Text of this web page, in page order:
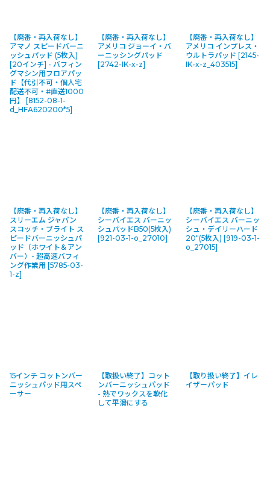
【廃番・再入荷なし】
アマノ スピードバーニ
ッシュパッド (5枚入)
[20インチ] - バフィン
グマシン用フロアパッ
ド【代引不可・個人宅
配送不可・#直送1000
円】
[8152-08-1-
d_HFA620200*5]
【廃番・再入荷なし】
アメリコ ジョーイ・バ
ーニッシングパッド
[2742-IK-x-z]
【廃番・再入荷なし】
アメリコ インプレス・
ウルトラパッド [2145-
IK-x-z_403515]
【廃番・再入荷なし】
スリーエム ジャパン
スコッチ・ブライト ス
ピードバーニッシュパ
ッド（ホワイト＆アン
バー）- 超高速バフィ
ング作業用 [5785-03-
1-z]
【廃番・再入荷なし】
シーバイエス バーニッ
シュパッドB50(5枚入)
[921-03-1-o_27010]
【廃番・再入荷なし】
シーバイエス バーニッ
シュ・デイリーハード
20"(5枚入) [919-03-1-
o_27015]
15インチ コットンバー
ニッシュパッド用スペ
ーサー
【取扱い終了】コット
ンバーニッシュパッド
- 熱でワックスを軟化
して平滑にする
【取り扱い終了】イレ
イザーパッド